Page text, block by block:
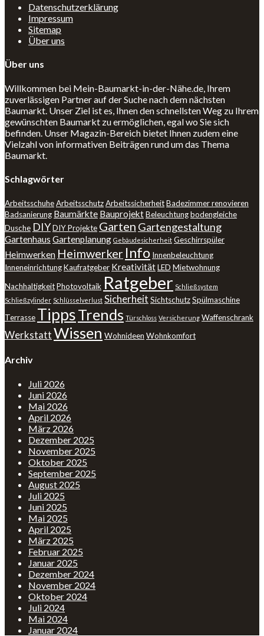
Datenschutzerklärung
Impressum
Sitemap
Über uns
Über uns
Willkommen bei Mein-Baumarkt-in-der-Nähe.de, Ihrem
zuverlässigen Partner auf der Suche nach dem nächsten
Baumarkt. Unser Ziel ist es, Ihnen den schnellsten Weg zu Ihrem
gewünschten Baumarkt zu ermöglichen, egal wo Sie sich
befinden. Unser Magazin-Bereich bietet Ihnen zudem eine
Vielzahl von informativen Beiträgen rund um das Thema
Baumarkt.
Schlagwörter
ArbeitsschuheArbeitsschutzArbeitssicherheitBadezimmer renovieren
Badsanierung Baumärkte BauprojektBeleuchtungbodengleiche
Dusche DIYDIY Projekte Garten Gartengestaltung
Gartenhaus Gartenplanung Gebäudesicherheit Geschirrspüler
Heimwerken Heimwerker Info Innenbeleuchtung
InneneinrichtungKaufratgeber KreativitätLED Mietwohnung
NachhaltigkeitPhotovoltaik Ratgeber Schließsystem
Schließzylinder Schlüsselverlust Sicherheit SichtschutzSpülmaschine
Terrasse TippsTrends Türschloss Versicherung Waffenschrank
WerkstattWissen Wohnideen Wohnkomfort
Archiv
Juli 2026
Juni 2026
Mai 2026
April 2026
März 2026
Dezember 2025
November 2025
Oktober 2025
September 2025
August 2025
Juli 2025
Juni 2025
Mai 2025
April 2025
März 2025
Februar 2025
Januar 2025
Dezember 2024
November 2024
Oktober 2024
Juli 2024
Mai 2024
Januar 2024